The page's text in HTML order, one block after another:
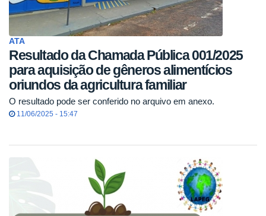
ATA
Resultado da Chamada Pública 001/2025
para aquisição de gêneros alimentícios
oriundos da agricultura familiar
O resultado pode ser conferido no arquivo em anexo.
11/06/2025 - 15:47